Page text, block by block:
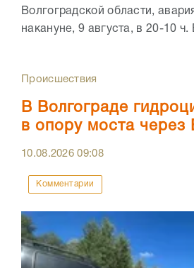
Волгоградской области,
накануне, 9 августа, в 20-10
Происшествия
В Волгограде
в опору моста через
10.08.202609:08
Комментарии